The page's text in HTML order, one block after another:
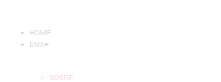
contenidoHOME
EMA
SOBRE